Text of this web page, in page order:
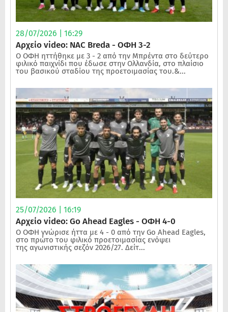
28/07/2026 | 16:29
Αρχείο video: NAC Breda - ΟΦΗ 3-2
Ο ΟΦΗ ηττήθηκε με 3 - 2 από την Μπρέντα στο δεύτερο
φιλικό παιχνίδι που έδωσε στην Ολλανδία, στο πλαίσιο
του βασικού σταδίου της προετοιμασίας του.&...
25/07/2026 | 16:19
Αρχείο video: Go Ahead Eagles - ΟΦΗ 4-0
Ο ΟΦΗ γνώρισε ήττα με 4 - 0 από την Go Ahead Eagles,
στο πρώτο του φιλικό προετοιμασίας ενόψει
της αγωνιστικής σεζόν 2026/27. Δείτ...